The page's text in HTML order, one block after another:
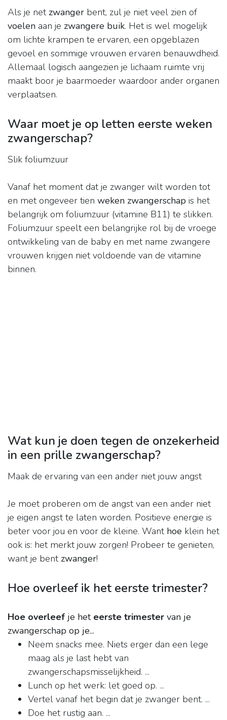
Als je net zwanger bent, zul je niet veel zien of
voelen aan je zwangere buik. Het is wel mogelijk
om lichte krampen te ervaren, een opgeblazen
gevoel en sommige vrouwen ervaren benauwdheid.
Allemaal logisch aangezien je lichaam ruimte vrij
maakt boor je baarmoeder waardoor ander organen
verplaatsen.
Waar moet je op letten eerste weken
zwangerschap?
Slik foliumzuur
Vanaf het moment dat je zwanger wilt worden tot
en met ongeveer tien weken zwangerschap is het
belangrijk om foliumzuur (vitamine B11) te slikken.
Foliumzuur speelt een belangrijke rol bij de vroege
ontwikkeling van de baby en met name zwangere
vrouwen krijgen niet voldoende van de vitamine
binnen.
Wat kun je doen tegen de onzekerheid
in een prille zwangerschap?
Maak de ervaring van een ander niet jouw angst
Je moet proberen om de angst van een ander niet
je eigen angst te laten worden. Positieve energie is
beter voor jou en voor de kleine. Want hoe klein het
ook is: het merkt jouw zorgen! Probeer te genieten,
want je bent zwanger!
Hoe overleef ik het eerste trimester?
Hoe overleef je het eerste trimester van je
zwangerschap op je...
Neem snacks mee. Niets erger dan een lege
maag als je last hebt van
zwangerschapsmisselijkheid. ...
Lunch op het werk: let goed op. ...
Vertel vanaf het begin dat je zwanger bent. ...
Doe het rustig aan. ...